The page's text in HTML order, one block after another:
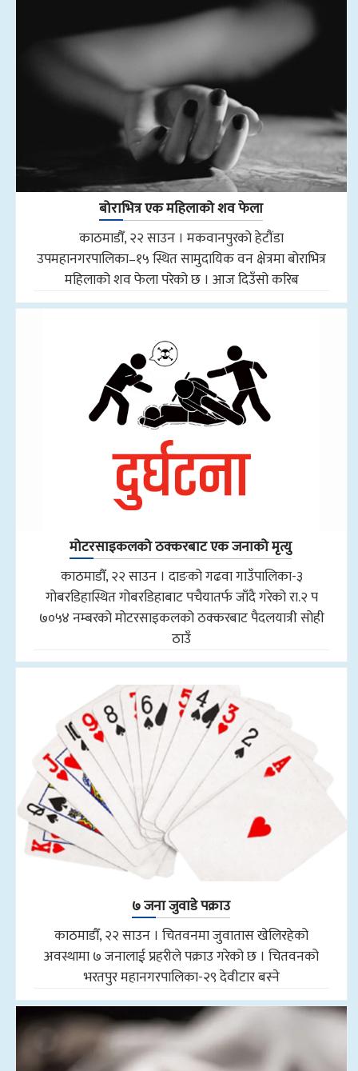
बोराभित्र एक महिलाको शव फेला
काठमाडौँ, २२ साउन । मकवानपुरको हेटौंडा
उपमहानगरपालिका–१५ स्थित सामुदायिक वन क्षेत्रमा बोराभित्र
महिलाको शव फेला परेको छ । आज दिउँसो करिब
मोटरसाइकलको ठक्करबाट एक जनाको मृत्यु
काठमाडौँ, २२ साउन । दाङको गढवा गाउँपालिका-३
गोबरडिहास्थित गोबरडिहाबाट पचैयातर्फ जाँदै गरेको रा.२ प
७०५४ नम्बरको मोटरसाइकलको ठक्करबाट पैदलयात्री सोही
ठाउँ
७ जना जुवाडे पक्राउ
काठमाडौँ, २२ साउन । चितवनमा जुवातास खेलिरहेको
अवस्थामा ७ जनालाई प्रहरीले पक्राउ गरेको छ । चितवनको
भरतपुर महानगरपालिका-२९ देवीटार बस्ने